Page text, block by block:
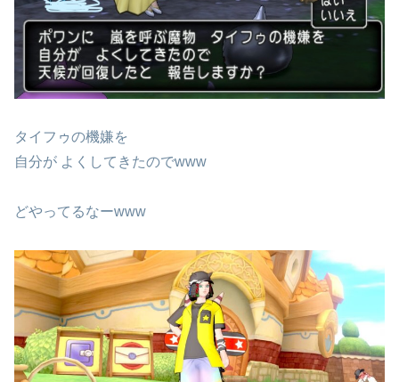
タイフゥの機嫌を
自分が よくしてきたのでwww
どやってるなーwww